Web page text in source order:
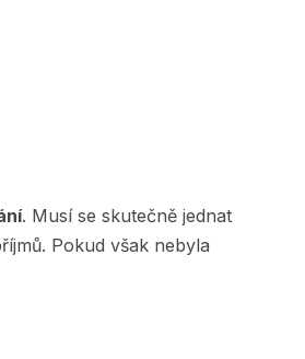
. Musí se skutečně jednat
Pokud však nebyla